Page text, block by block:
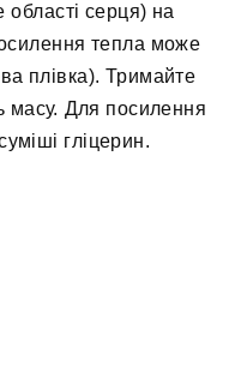
області серця) на
тепла може
плівка). Тримайте
масу. Для посилення
гліцерин.